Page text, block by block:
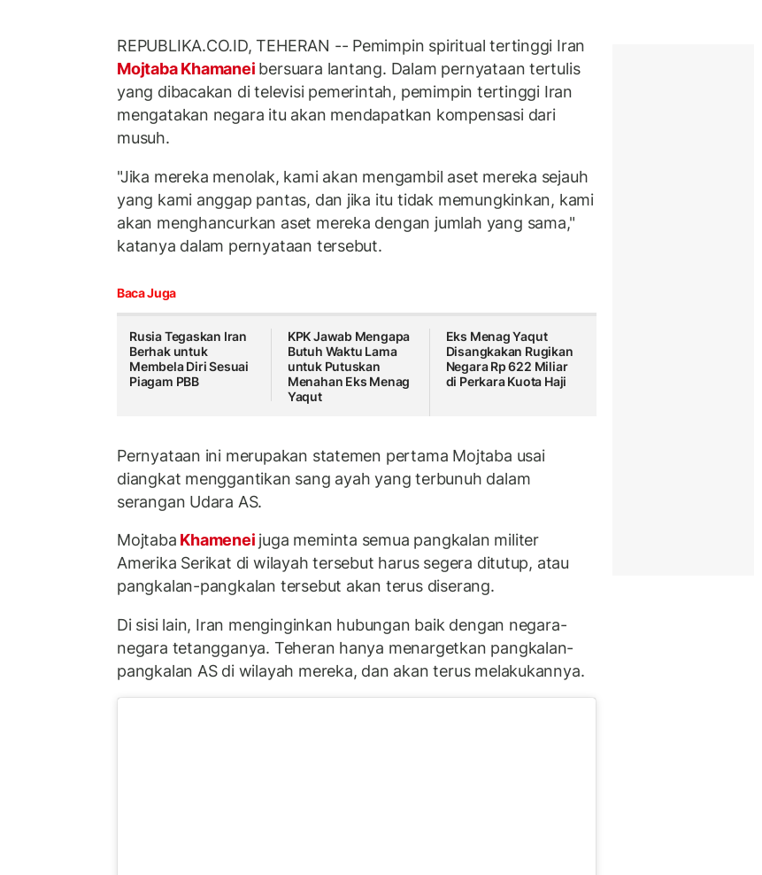
REPUBLIKA.CO.ID, TEHERAN -- Pemimpin spiritual tertinggi Iran
Mojtaba Khamanei bersuara lantang. Dalam pernyataan tertulis
yang dibacakan di televisi pemerintah, pemimpin tertinggi Iran
mengatakan negara itu akan mendapatkan kompensasi dari
musuh.
"Jika mereka menolak, kami akan mengambil aset mereka sejauh
yang kami anggap pantas, dan jika itu tidak memungkinkan, kami
akan menghancurkan aset mereka dengan jumlah yang sama,"
katanya dalam pernyataan tersebut.
Baca Juga
Rusia Tegaskan Iran
Berhak untuk
Membela Diri Sesuai
Piagam PBB
KPK Jawab Mengapa
Butuh Waktu Lama
untuk Putuskan
Menahan Eks Menag
Yaqut
Eks Menag Yaqut
Disangkakan Rugikan
Negara Rp 622 Miliar
di Perkara Kuota Haji
Pernyataan ini merupakan statemen pertama Mojtaba usai
diangkat menggantikan sang ayah yang terbunuh dalam
serangan Udara AS.
Mojtaba Khamenei juga meminta semua pangkalan militer
Amerika Serikat di wilayah tersebut harus segera ditutup, atau
pangkalan-pangkalan tersebut akan terus diserang.
Di sisi lain, Iran menginginkan hubungan baik dengan negara-
negara tetangganya. Teheran hanya menargetkan pangkalan-
pangkalan AS di wilayah mereka, dan akan terus melakukannya.